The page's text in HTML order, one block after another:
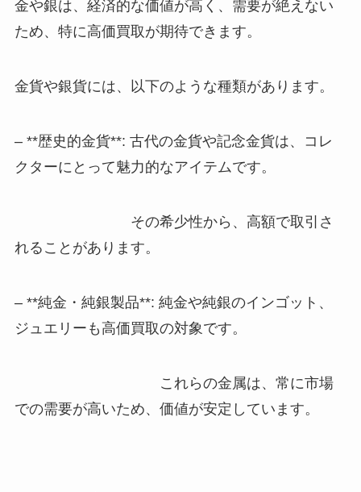
金や銀は、経済的な価値が高く、需要が絶えない
ため、特に高価買取が期待できます。
金貨や銀貨には、以下のような種類があります。
– **歴史的金貨**: 古代の金貨や記念金貨は、コレ
クターにとって魅力的なアイテムです。
その希少性から、高額で取引さ
れることがあります。
– **純金・純銀製品**: 純金や純銀のインゴット、
ジュエリーも高価買取の対象です。
これらの金属は、常に市場
での需要が高いため、価値が安定しています。